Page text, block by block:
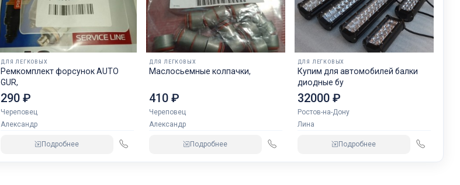
ДЛЯ ЛЕГКОВЫХ
Ремкомплект форсунок AUTO
GUR,
290 ₽
Череповец
Александр
Подробнее
ДЛЯ ЛЕГКОВЫХ
Маслосьемные колпачки,
410 ₽
Череповец
Александр
Подробнее
ДЛЯ ЛЕГКОВЫХ
Купим для автомобилей балки
диодные бу
32000 ₽
Ростов-на-Дону
Лина
Подробнее